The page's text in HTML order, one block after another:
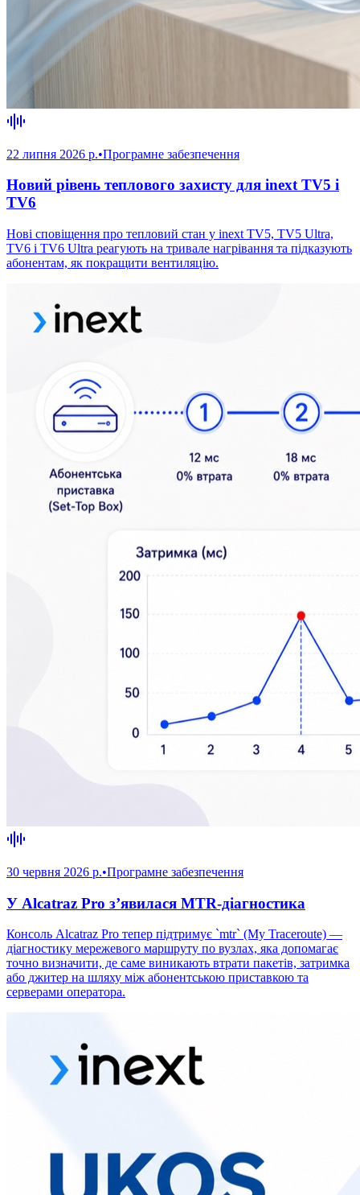
22 липня 2026 р.•Програмне забезпечення
Новий рівень теплового захисту для inext TV5 і
TV6
Нові сповіщення про тепловий стан у inext TV5, TV5 Ultra,
TV6 і TV6 Ultra реагують на тривале нагрівання та підказують
абонентам, як покращити вентиляцію.
30 червня 2026 р.•Програмне забезпечення
У Alcatraz Pro з’явилася MTR-діагностика
Консоль Alcatraz Pro тепер підтримує `mtr` (My Traceroute) —
діагностику мережевого маршруту по вузлах, яка допомагає
точно визначити, де саме виникають втрати пакетів, затримка
або джитер на шляху між абонентською приставкою та
серверами оператора.